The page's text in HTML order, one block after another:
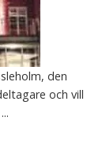
den
och vill